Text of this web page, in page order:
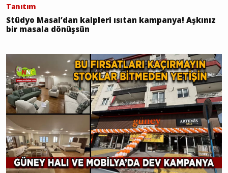
Tanıtım
Stüdyo Masal’dan kalpleri ısıtan kampanya! Aşkınız
bir masala dönüşsün